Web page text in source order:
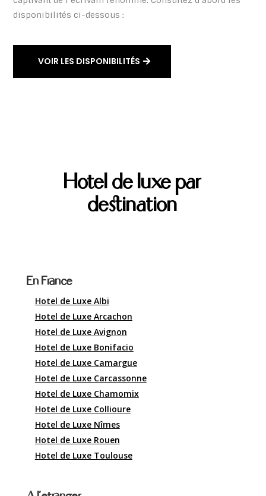
disponibilités ci-dessous :
VOIR LES DISPONIBILITÉS
Hotel de luxe par
destination
En France
Hotel de Luxe Albi
Hotel de Luxe Arcachon
Hotel de Luxe Avignon
Hotel de Luxe Bonifacio
Hotel de Luxe Camargue
Hotel de Luxe Carcassonne
Hotel de Luxe Chamomix
Hotel de Luxe Collioure
Hotel de Luxe Nîmes
Hotel de Luxe Rouen
Hotel de Luxe Toulouse